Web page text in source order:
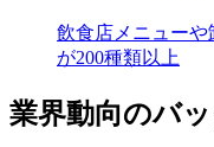
飲食店メニューや
が200種類以上
業界動向のバ